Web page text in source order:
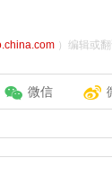
）编辑或翻
微信